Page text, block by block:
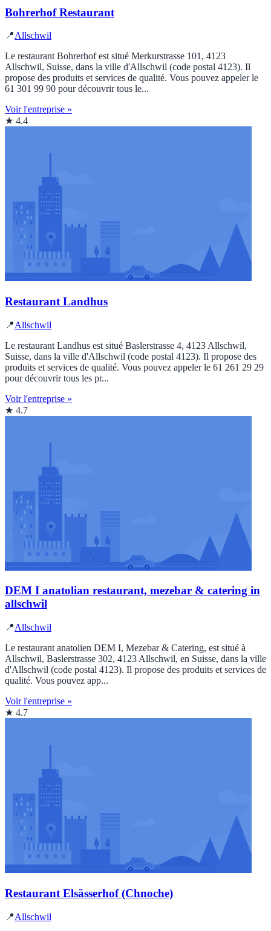
Bohrerhof Restaurant
📍Allschwil
Le restaurant Bohrerhof est situé Merkurstrasse 101, 4123
Allschwil, Suisse, dans la ville d'Allschwil (code postal 4123). Il
propose des produits et services de qualité. Vous pouvez appeler le
61 301 99 90 pour découvrir tous le...
Voir l'entreprise »
★ 4.4
Restaurant Landhus
📍Allschwil
Le restaurant Landhus est situé Baslerstrasse 4, 4123 Allschwil,
Suisse, dans la ville d'Allschwil (code postal 4123). Il propose des
produits et services de qualité. Vous pouvez appeler le 61 261 29 29
pour découvrir tous les pr...
Voir l'entreprise »
★ 4.7
DEM I anatolian restaurant, mezebar & catering in
allschwil
📍Allschwil
Le restaurant anatolien DEM I, Mezebar & Catering, est situé à
Allschwil, Baslerstrasse 302, 4123 Allschwil, en Suisse, dans la ville
d'Allschwil (code postal 4123). Il propose des produits et services de
qualité. Vous pouvez app...
Voir l'entreprise »
★ 4.7
Restaurant Elsässerhof (Chnoche)
📍Allschwil